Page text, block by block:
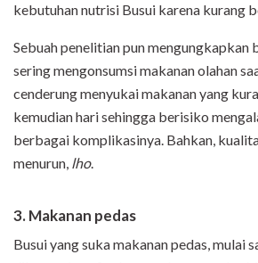
kebutuhan nutrisi Busui karena kurang
Sebuah penelitian pun mengungkapkan
sering mengonsumsi makanan olahan
cenderung menyukai makanan yang
kemudian hari sehingga berisiko
berbagai komplikasinya. Bahkan,
menurun, lho.
3. Makanan pedas
Busui yang suka makanan pedas, mulai